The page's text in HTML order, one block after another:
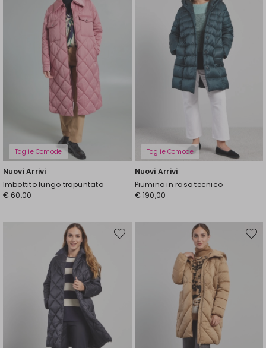
Taglie Comode
Nuovi Arrivi
Imbottito lungo trapuntato
€ 60,00
Taglie Comode
Nuovi Arrivi
Piumino in raso tecnico
€ 190,00
Sposta